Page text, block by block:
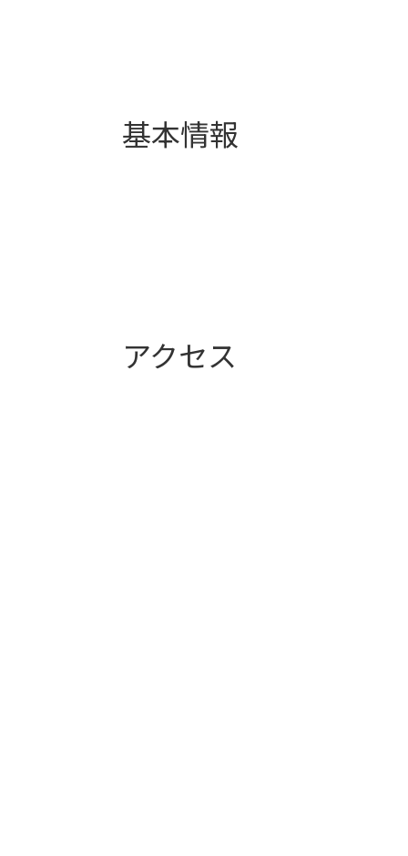
基本情報
アクセス